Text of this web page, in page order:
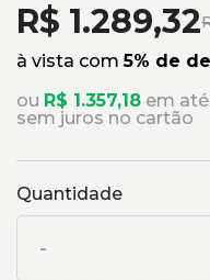
R$ 1.289,32
à vista com5% de
ou R$ 1.357,18 em até
sem juros no cartão
Quantidade
-